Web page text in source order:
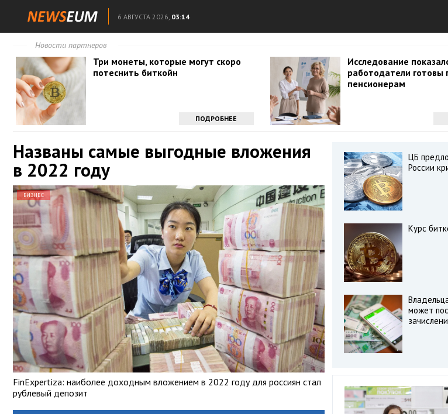
6 АВГУСТА 2026, 03:14
Новости партнеров
Три монеты, которые могут скоро
потеснить биткойн
ПОДРОБНЕЕ
Исследование
работодатели готовы
пенсионерам
Названы самые выгодные вложения
в 2022 году
БИЗНЕС
FinExpertiza: наиболее доходным вложением в 2022 году для россиян стал
рублевый депозит
ЦБ
России
Курс
может